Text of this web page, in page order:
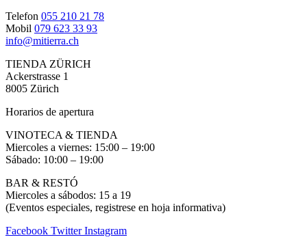
Telefon 055 210 21 78
Mobil 079 623 33 93
info@mitierra.ch
TIENDA ZÜRICH
Ackerstrasse 1
8005 Zürich
Horarios de apertura
VINOTECA & TIENDA
Miercoles a viernes: 15:00 – 19:00
Sábado: 10:00 – 19:00
BAR & RESTÓ
Miercoles a sábodos: 15 a 19
(Eventos especiales, registrese en hoja informativa)
Facebook Twitter Instagram